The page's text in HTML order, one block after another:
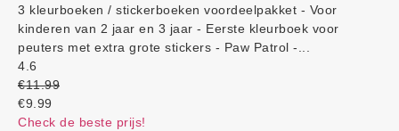
3 kleurboeken / stickerboeken voordeelpakket - Voor
kinderen van 2 jaar en 3 jaar - Eerste kleurboek voor
peuters met extra grote stickers - Paw Patrol -...
4.6
€11.99
€9.99
Check de beste prijs!